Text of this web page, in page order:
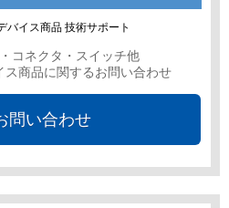
バイス商品 技術サポート
コネクタ・スイッチ他
ス商品に関するお問い合わせ
問い合わせ